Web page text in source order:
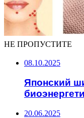
НЕ ПРОПУСТИТЕ
08.10.2025
Японский
20.06.2025